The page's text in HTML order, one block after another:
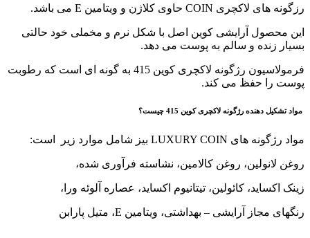
رزگونه های لاکچری COIN حاوی کلاژن و ویتامین E می باشد.
این محصول آرایشی کوین اصل با شکل نرم و مخملی خود حالتی
بسیار زنده و سالم به پوست می دهد.
فرمولاسیون رژگونه لاکچری کوین 415 به گونه ای است که رطوبت
پوست را حفظ می کند.
مواد تشکیل دهنده رژگونه لاکچری کوین 415 چیست؟
مواد رژگونه های LUXURY COIN بیز شامل موارد زیر است:
روغن لانولین، روغن کالامین، نشاسته فرآوری شده،
زینک اکساید، کائولین، تیتانیوم اکساید، عصاره آلوئه ورا،
رنگهای مجاز آرایشی – بهداشتی، ویتامین E، متیل پارابن